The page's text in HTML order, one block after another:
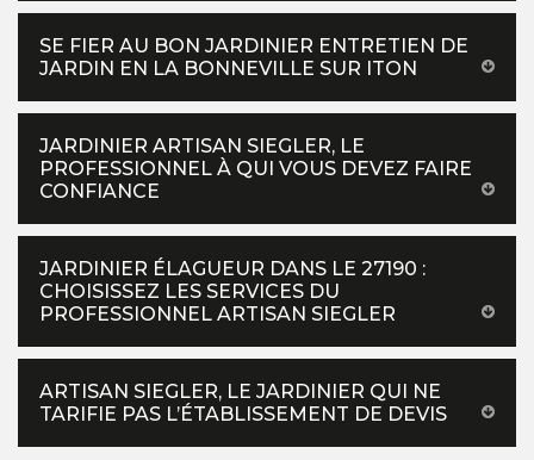
SE FIER AU BON JARDINIER ENTRETIEN DE
JARDIN EN LA BONNEVILLE SUR ITON
JARDINIER ARTISAN SIEGLER, LE
PROFESSIONNEL À QUI VOUS DEVEZ FAIRE
CONFIANCE
JARDINIER ÉLAGUEUR DANS LE 27190 :
CHOISISSEZ LES SERVICES DU
PROFESSIONNEL ARTISAN SIEGLER
ARTISAN SIEGLER, LE JARDINIER QUI NE
TARIFIE PAS L’ÉTABLISSEMENT DE DEVIS